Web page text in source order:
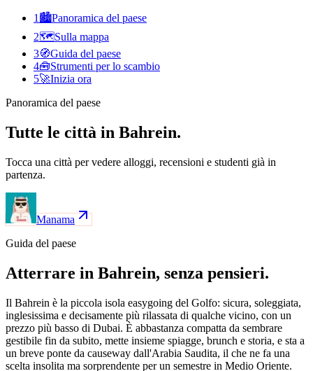
1 🏙️Panoramica del paese
2🗺️Sulla mappa
3🧭Guida del paese
4🧰Strumenti per lo scambio
5🚀Inizia ora
Panoramica del paese
Tutte le città in Bahrein.
Tocca una città per vedere alloggi, recensioni e studenti già in
partenza.
Manama
Guida del paese
Atterrare in Bahrein, senza pensieri.
Il Bahrein è la piccola isola easygoing del Golfo: sicura, soleggiata,
inglesissima e decisamente più rilassata di qualche vicino, con un
prezzo più basso di Dubai. È abbastanza compatta da sembrare
gestibile fin da subito, mette insieme spiagge, brunch e storia, e sta a
un breve ponte da causeway dall'Arabia Saudita, il che ne fa una
scelta insolita ma sorprendente per un semestre in Medio Oriente.